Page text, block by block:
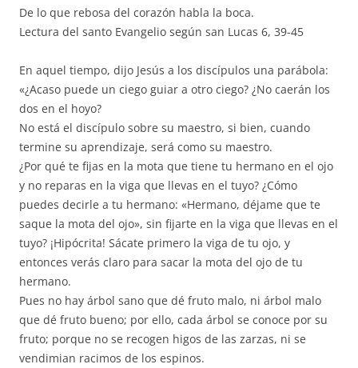
De lo que rebosa del corazón habla la boca.
Lectura del santo Evangelio según san Lucas 6, 39-45
En aquel tiempo, dijo Jesús a los discípulos una parábola:
«¿Acaso puede un ciego guiar a otro ciego? ¿No caerán los
dos en el hoyo?
No está el discípulo sobre su maestro, si bien, cuando
termine su aprendizaje, será como su maestro.
¿Por qué te fijas en la mota que tiene tu hermano en el ojo
y no reparas en la viga que llevas en el tuyo? ¿Cómo
puedes decirle a tu hermano: «Hermano, déjame que te
saque la mota del ojo», sin fijarte en la viga que llevas en el
tuyo? ¡Hipócrita! Sácate primero la viga de tu ojo, y
entonces verás claro para sacar la mota del ojo de tu
hermano.
Pues no hay árbol sano que dé fruto malo, ni árbol malo
que dé fruto bueno; por ello, cada árbol se conoce por su
fruto; porque no se recogen higos de las zarzas, ni se
vendimian racimos de los espinos.